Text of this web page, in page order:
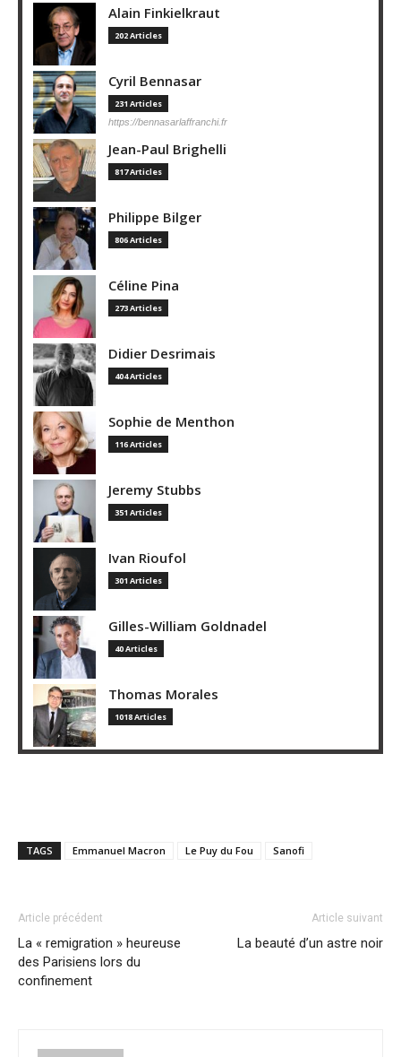
Alain Finkielkraut
202 Articles
Cyril Bennasar
231 Articles
https://bennasarlaffranchi.fr
Jean-Paul Brighelli
817 Articles
Philippe Bilger
806 Articles
Céline Pina
273 Articles
Didier Desrimais
404 Articles
Sophie de Menthon
116 Articles
Jeremy Stubbs
351 Articles
Ivan Rioufol
301 Articles
Gilles-William Goldnadel
40 Articles
Thomas Morales
1018 Articles
TAGS Emmanuel Macron Le Puy du Fou Sanofi
Article précédent
La « remigration » heureuse
des Parisiens lors du
confinement
Article suivant
La beauté d’un astre noir